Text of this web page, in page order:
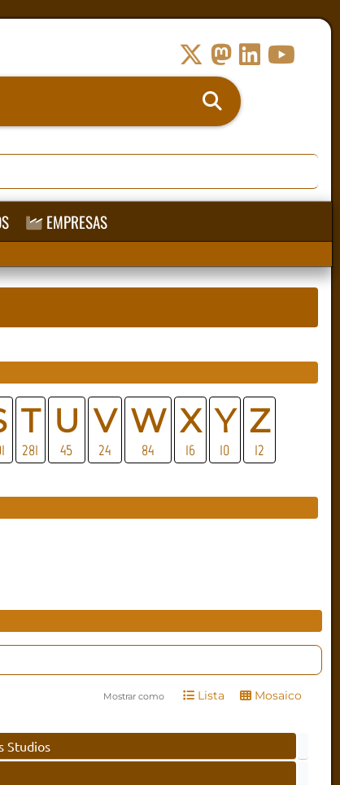
EMPRESAS
T
281
U
45
V
24
W
84
X
16
Y
10
Z
12
Mostrar como Lista Mosaico
Studios